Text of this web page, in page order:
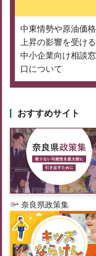
中東情勢や原油価格
上昇の影響を受ける
中小企業向け相談窓
口について
おすすめサイト
奈良県政策集